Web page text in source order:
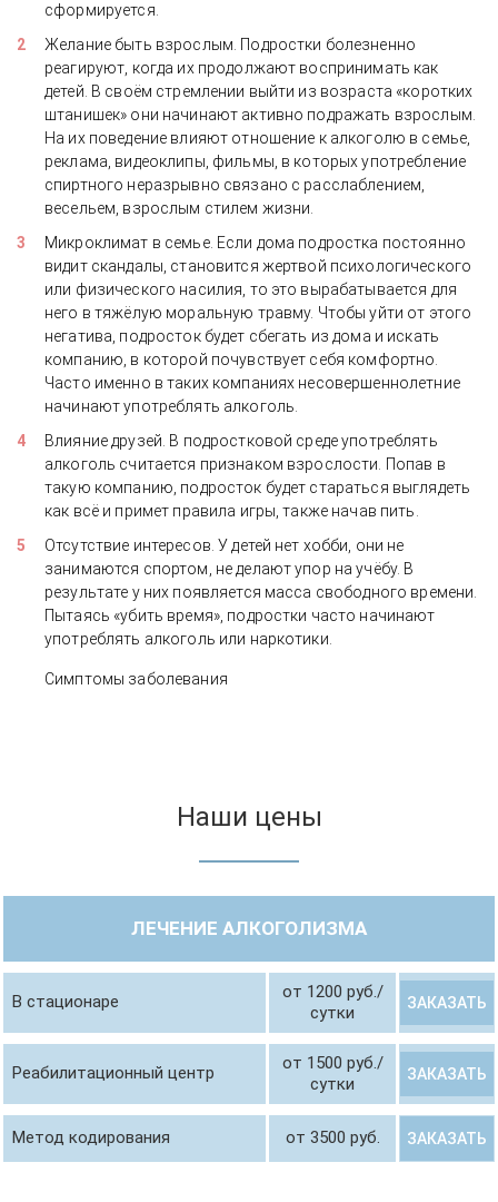
сформируется.
Желание быть взрослым. Подростки болезненно
реагируют, когда их продолжают воспринимать как
детей. В своём стремлении выйти из возраста «коротких
штанишек» они начинают активно подражать взрослым.
На их поведение влияют отношение к алкоголю в семье,
реклама, видеоклипы, фильмы, в которых употребление
спиртного неразрывно связано с расслаблением,
весельем, взрослым стилем жизни.
Микроклимат в семье. Если дома подростка постоянно
видит скандалы, становится жертвой психологического
или физического насилия, то это вырабатывается для
него в тяжёлую моральную травму. Чтобы уйти от этого
негатива, подросток будет сбегать из дома и искать
компанию, в которой почувствует себя комфортно.
Часто именно в таких компаниях несовершеннолетние
начинают употреблять алкоголь.
Влияние друзей. В подростковой среде употреблять
алкоголь считается признаком взрослости. Попав в
такую компанию, подросток будет стараться выглядеть
как всё и примет правила игры, также начав пить.
Отсутствие интересов. У детей нет хобби, они не
занимаются спортом, не делают упор на учёбу. В
результате у них появляется масса свободного времени.
Пытаясь «убить время», подростки часто начинают
употреблять алкоголь или наркотики.
Симптомы заболевания
Наши цены
ЛЕЧЕНИЕ АЛКОГОЛИЗМА
В стационаре
от 1200 руб./
сутки
ЗАКАЗАТЬ
Реабилитационный центр
от 1500 руб./
сутки
ЗАКАЗАТЬ
Метод кодирования от 3500 руб. ЗАКАЗАТЬ